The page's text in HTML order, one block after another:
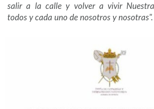
salir a la calle y volver a vivir Nuestra
todos y cada uno de nosotros y nosotras".